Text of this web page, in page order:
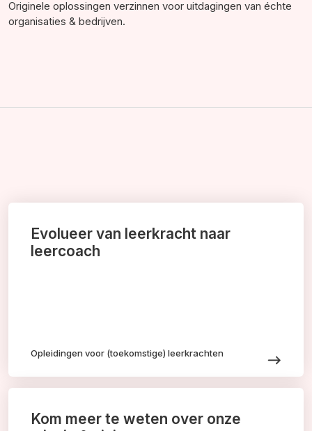
Originele oplossingen verzinnen voor uitdagingen van échte
organisaties & bedrijven.
Evolueer van leerkracht naar
leercoach
Opleidingen voor (toekomstige) leerkrachten
Kom meer te weten over onze